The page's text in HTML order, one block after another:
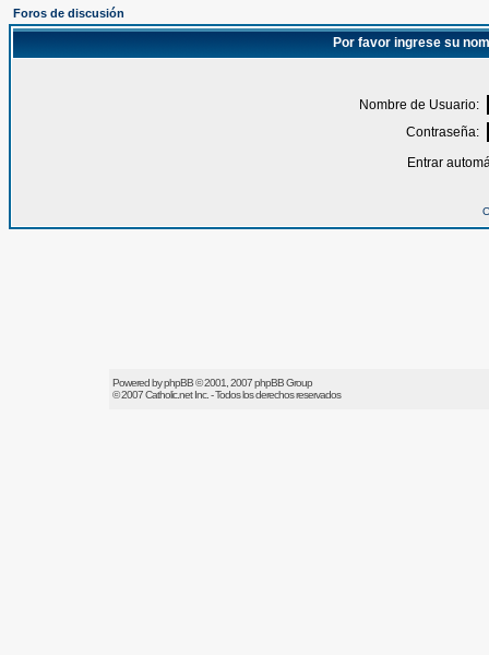
Foros de discusión
Por favor ingrese su
Nombre de Usuario:
Contraseña:
Entrar
Powered byphpBB© 2001, 2007 phpBB Group
© 2007Catholic.netInc. - Todos los derechos reservados